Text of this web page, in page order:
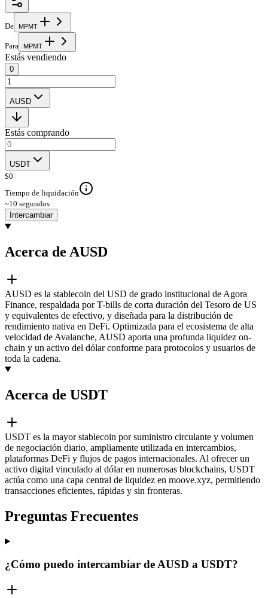
De MPMT
Para MPMT
Estás vendiendo
0
AUSD
Estás comprando
USDT
$0
Tiempo de liquidación
~10 segundos
Intercambiar
Acerca de AUSD
AUSD es la stablecoin del USD de grado institucional de Agora
Finance, respaldada por T-bills de corta duración del Tesoro de US
y equivalentes de efectivo, y diseñada para la distribución de
rendimiento nativa en DeFi. Optimizada para el ecosistema de alta
velocidad de Avalanche, AUSD aporta una profunda liquidez on-
chain y un activo del dólar conforme para protocolos y usuarios de
toda la cadena.
Acerca de USDT
USDT es la mayor stablecoin por suministro circulante y volumen
de negociación diario, ampliamente utilizada en intercambios,
plataformas DeFi y flujos de pagos internacionales. Al ofrecer un
activo digital vinculado al dólar en numerosas blockchains, USDT
actúa como una capa central de liquidez en moove.xyz, permitiendo
transacciones eficientes, rápidas y sin fronteras.
Preguntas Frecuentes
¿Cómo puedo intercambiar de AUSD a USDT?